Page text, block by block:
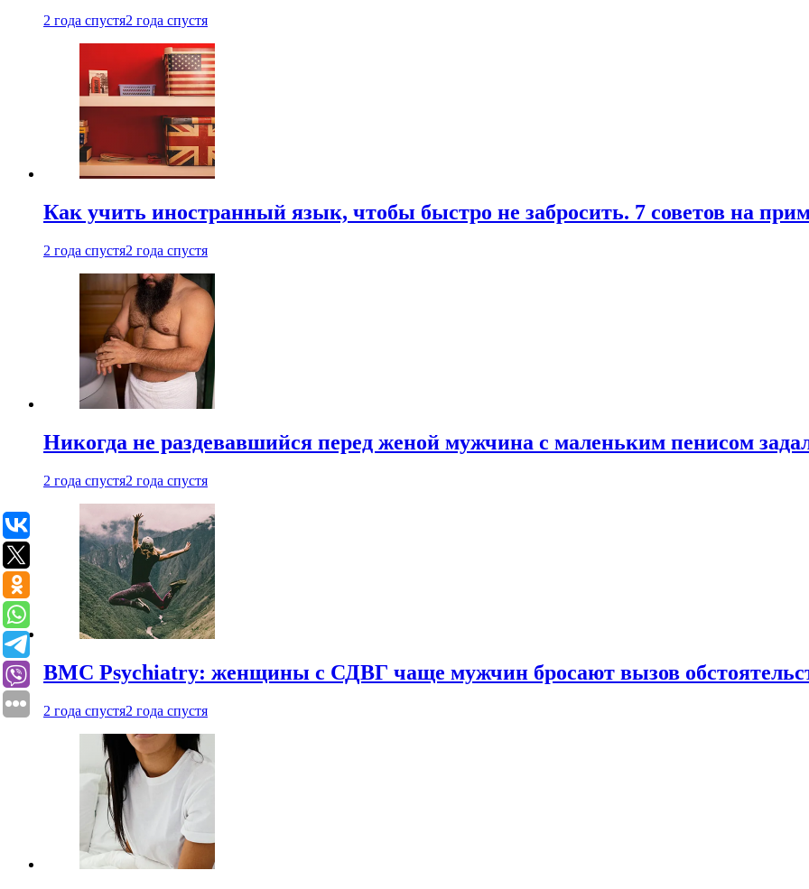
2 года спустя2 года спустя
Как учить иностранный язык, чтобы быстро не забросить. 7 советов на
2 года спустя2 года спустя
Никогда не раздевавшийся перед женой мужчина с маленьким пенисом
2 года спустя2 года спустя
BMC Psychiatry: женщины с СДВГ чаще мужчин бросают вызов
2 года спустя2 года спустя